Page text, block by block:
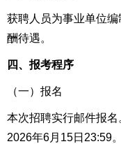
获聘人员为事业单位
酬待遇。
四、报考程序
（一）报名
本次招聘实行邮件报
2026年6月15日23:59